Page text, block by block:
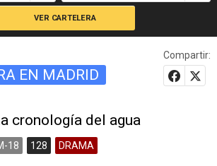
EN MADRID
Compartir:
cronología del agua
18 128 DRAMA